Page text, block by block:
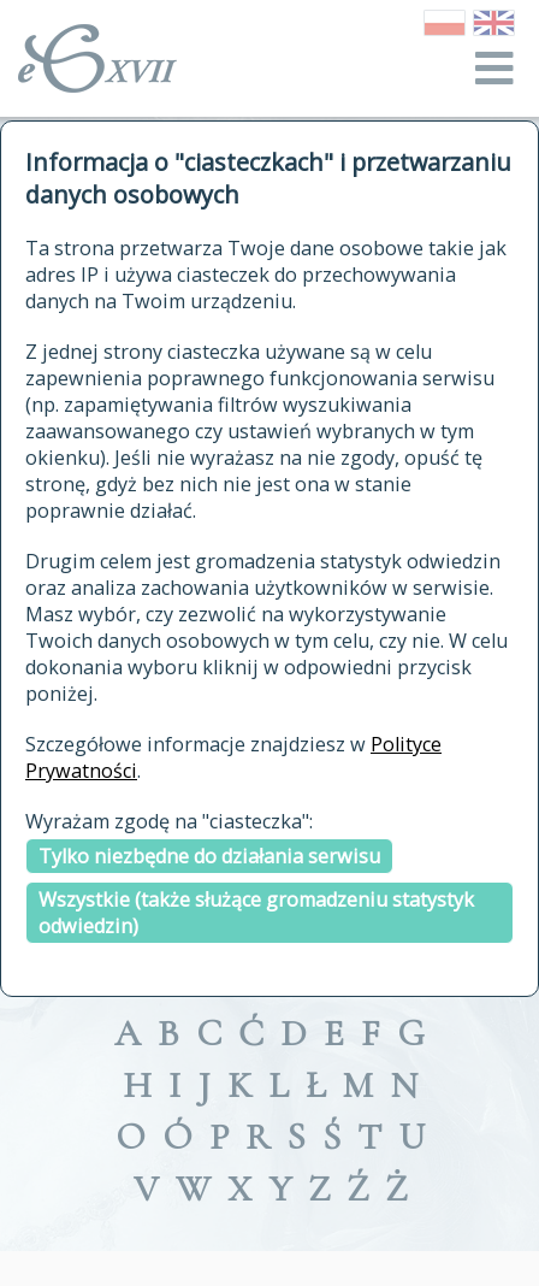
Informacja o "ciasteczkach" i przetwarzaniu
danych osobowych
Ta strona przetwarza Twoje dane osobowe takie jak
adres IP i używa ciasteczek do przechowywania
danych na Twoim urządzeniu.
Z jednej strony ciasteczka używane są w celu
zapewnienia poprawnego funkcjonowania serwisu
(np. zapamiętywania filtrów wyszukiwania
zaawansowanego czy ustawień wybranych w tym
okienku). Jeśli nie wyrażasz na nie zgody, opuść tę
stronę, gdyż bez nich nie jest ona w stanie
poprawnie działać.
Drugim celem jest gromadzenia statystyk odwiedzin
oraz analiza zachowania użytkowników w serwisie.
Masz wybór, czy zezwolić na wykorzystywanie
Twoich danych osobowych w tym celu, czy nie. W celu
dokonania wyboru kliknij w odpowiedni przycisk
poniżej.
Szczegółowe informacje znajdziesz w Polityce
Prywatności.
Wyrażam zgodę na "ciasteczka":
Tylko niezbędne do działania serwisu
Wszystkie (także służące gromadzeniu statystyk
odwiedzin)
autorzy Słownika
historia
publikacje
źródła
autorzy tekstów źródłowych
zasady opracowania
statystyki
najnowsze hasła
ostatnio zmodyfikowane hasła
materiały archiwalne
cytowanie
kontakt
kwerendy
jak cytować Słownik
ELEKTRONICZNY SŁOWNIK
JĘZYKA POLSKIEGO
XVII I XVIII WIEKU
znajdź hasła
zaczynające się od
indeksie
a fronte
a tergo
A B C Ć D E F G
H I J K L Ł M N
O Ó P R S Ś T U
V W X Y Z Ź Ż